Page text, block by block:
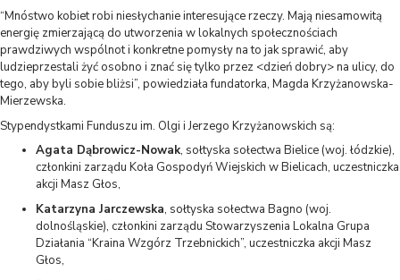
“Mnóstwo kobiet robi niesłychanie interesujące rzeczy. Mają niesamowitą
energię zmierzającą do utworzenia w lokalnych społecznościach
prawdziwych wspólnot i konkretne pomysły na to jak sprawić, aby
ludzieprzestali żyć osobno i znać się tylko przez <dzień dobry> na ulicy, do
tego, aby byli sobie bliżsi”, powiedziała fundatorka, Magda Krzyżanowska-
Mierzewska.
Stypendystkami Funduszu im. Olgi i Jerzego Krzyżanowskich są:
Agata Dąbrowicz-Nowak, sołtyska sołectwa Bielice (woj. łódzkie),
członkini zarządu Koła Gospodyń Wiejskich w Bielicach, uczestniczka
akcji Masz Głos,
Katarzyna Jarczewska, sołtyska sołectwa Bagno (woj.
dolnośląskie), członkini zarządu Stowarzyszenia Lokalna Grupa
Działania “Kraina Wzgórz Trzebnickich”, uczestniczka akcji Masz
Głos,